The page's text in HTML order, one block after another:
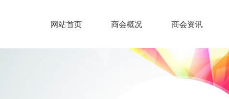
网站首页 商会概况 商会资讯